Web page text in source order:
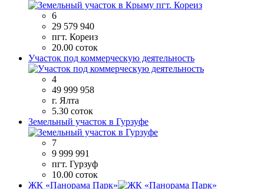
6
29 579 940
пгт. Кореиз
20.00 соток
Участок под коммерческую деятельность
4
49 999 958
г. Ялта
5.30 соток
Земельный участок в Гурзуфе
7
9 999 991
пгт. Гурзуф
10.00 соток
ЖК «Панорама Парк»